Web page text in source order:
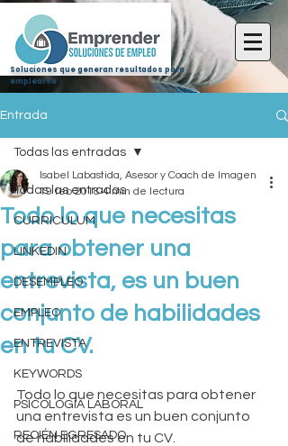
Soluciones que generan resultados para
emplearse
Entrada
Todas las entradas
CURRICULUM
LINKEDIN
DESEMPLEO
EMPLEO
ENTREVISTA
KEYWORDS
PSICOLOGÍA LABORAL
RECIÉN EGRESADO
Todas las entradas
Todo lo que necesitas
para obtener una
entrevista, es un buen
conjunto de habilidades
en tu CV.
Isabel Labastida, Asesor y Coach de Imagen
19 feb 2018 4 min de lectura
Todo lo que necesitas para obtener
una entrevista es un buen conjunto
de habilidades en tu CV.